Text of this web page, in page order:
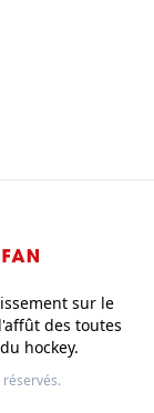
sur le
des toutes
hockey.